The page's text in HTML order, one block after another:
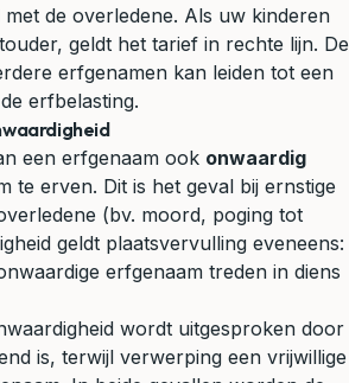
de overledene. Als uw kinderen
geldt het tarief in rechte lijn. De
erfgenamen kan leiden tot een
erfbelasting.
een erfgenaam ook onwaardig
te erven. Dit is het geval bij ernstige
(bv. moord, poging tot
geldt plaatsvervulling eveneens:
erfgenaam treden in diens
wordt uitgesproken door
is, terwijl verwerping een vrijwillige